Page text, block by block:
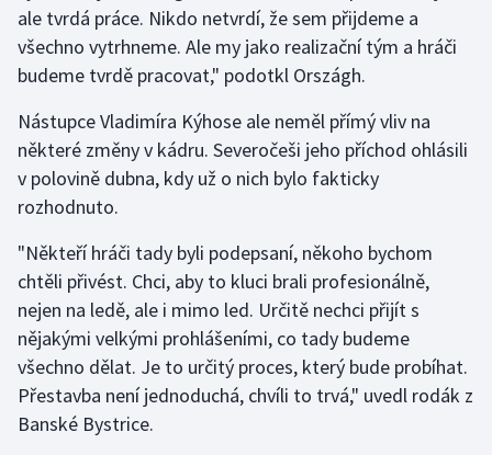
Motorsport
Olympijské hry
Parasport
Plavání
Plážový volejbal
Ragby
Rychlobruslení
Rychlostní kanoistika
Short track
ale tvrdá práce. Nikdo netvrdí, že sem přijdeme a
všechno vytrhneme. Ale my jako realizační tým a hráči
budeme tvrdě pracovat," podotkl Országh.
Nástupce Vladimíra Kýhose ale neměl přímý vliv na
některé změny v kádru. Severočeši jeho příchod ohlásili
v polovině dubna, kdy už o nich bylo fakticky
rozhodnuto.
"Někteří hráči tady byli podepsaní, někoho bychom
chtěli přivést. Chci, aby to kluci brali profesionálně,
nejen na ledě, ale i mimo led. Určitě nechci přijít s
nějakými velkými prohlášeními, co tady budeme
všechno dělat. Je to určitý proces, který bude probíhat.
Přestavba není jednoduchá, chvíli to trvá," uvedl rodák z
Banské Bystrice.